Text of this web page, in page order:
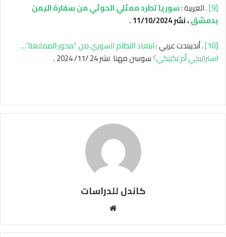
[9] . العربية :سوريا تطرد ممثلي الحوثي من سفارة اليمن
بدمشق، نشر 11/10/2024 .
[10]
. أنديبندت عربي :ابتعاد النظام السوري من “محور الممانعة”…
استراتيجي أم تكتيكي؟سوسن مهنا نشر 24 /11/ 2024 .
كاندل للدراسات
الوي